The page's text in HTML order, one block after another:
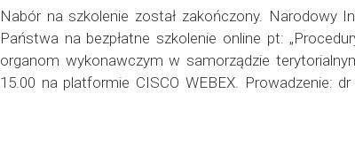
Nabór na szkolenie został zakończony. Narodowy
Państwa na bezpłatne szkolenie online pt:
organom wykonawczym w samorządzie
15.00 na platformie CISCO WEBEX. Prowadzenie: